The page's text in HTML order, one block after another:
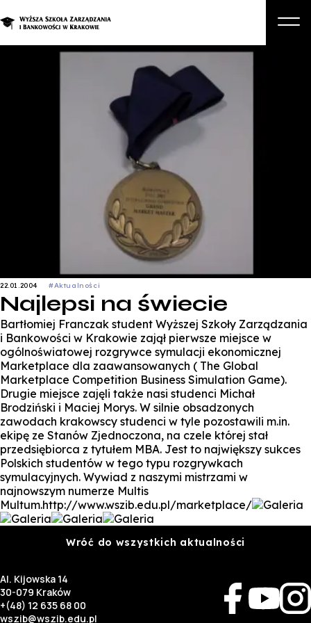
Studia podyplomowe i kursy
22.01.2004 #Aktualności
Najlepsi na świecie
Bartłomiej Franczak student Wyższej Szkoły Zarządzania
i Bankowości w Krakowie zajął pierwsze miejsce w
ogólnoświatowej rozgrywce symulacji ekonomicznej
Marketplace dla zaawansowanych ( The Global
Marketplace Competition Business Simulation Game).
Drugie miejsce zajęli także nasi studenci Michał
Brodziński i Maciej Morys. W silnie obsadzonych
zawodach krakowscy studenci w tyle pozostawili m.in.
ekipę ze Stanów Zjednoczona, na czele której stał
przedsiębiorca z tytułem MBA. Jest to największy sukces
Polskich studentów w tego typu rozgrywkach
symulacyjnych. Wywiad z naszymi mistrzami w
najnowszym numerze Multis
Multum.http://www.wszib.edu.pl/marketplace/
Wróć do wszystkich aktualności
Al. Kijowska 14
30-079 Kraków
+(48) 12 635 68 00
wszib@wszib.edu.pl